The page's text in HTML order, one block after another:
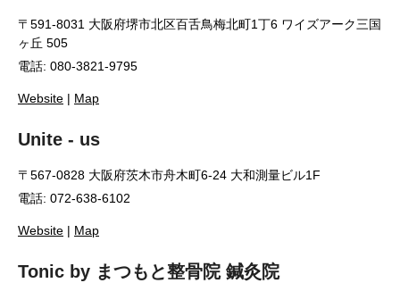
〒591-8031 大阪府堺市北区百舌鳥梅北町1丁6 ワイズアーク三国
ヶ丘 505
電話: 080-3821-9795
Website | Map
Unite - us
〒567-0828 大阪府茨木市舟木町6-24 大和測量ビル1F
電話: 072-638-6102
Website | Map
Tonic by まつもと整骨院 鍼灸院